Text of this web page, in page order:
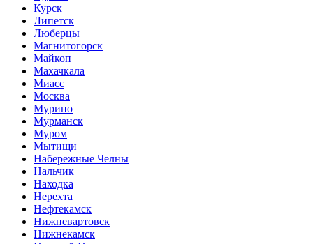
Курск
Липетск
Люберцы
Магнитогорск
Майкоп
Махачкала
Миасс
Москва
Мурино
Мурманск
Муром
Мытищи
Набережные Челны
Нальчик
Находка
Нерехта
Нефтекамск
Нижневартовск
Нижнекамск